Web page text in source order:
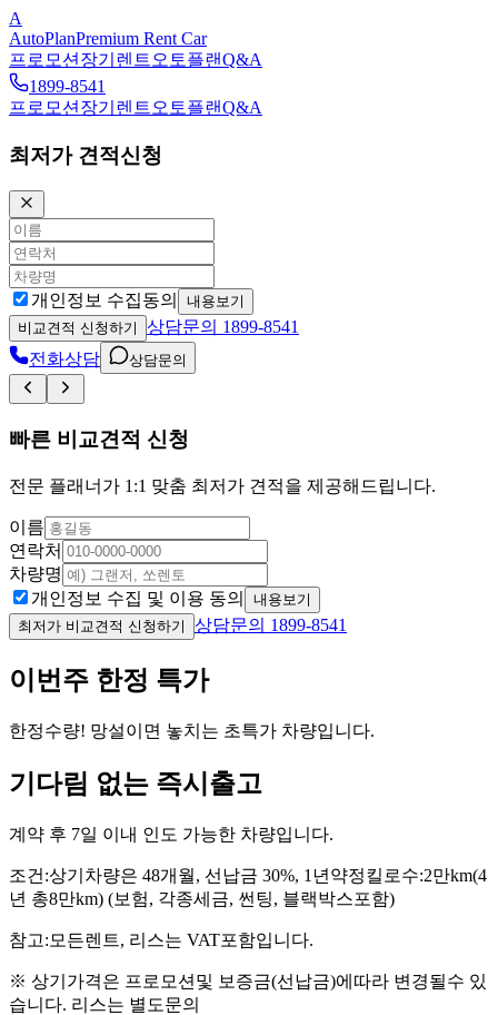
A
AutoPlanPremium Rent Car
프로모션 장기렌트 오토플랜Q&A
1899-8541
프로모션 장기렌트 오토플랜Q&A
최저가 견적신청
개인정보 수집동의
내용보기
비교견적 신청하기
상담문의 1899-8541
전화상담
상담문의
빠른 비교견적 신청
전문 플래너가 1:1 맞춤 최저가 견적을 제공해드립니다.
이름
연락처
차량명
개인정보 수집 및 이용 동의
내용보기
최저가 비교견적 신청하기
상담문의 1899-8541
이번주 한정 특가
한정수량! 망설이면 놓치는 초특가 차량입니다.
기다림 없는 즉시출고
계약 후 7일 이내 인도 가능한 차량입니다.
조건:상기차량은 48개월, 선납금 30%, 1년약정킬로수:2만km(4
년 총8만km) (보험, 각종세금, 썬팅, 블랙박스포함)
참고: 모든렌트, 리스는 VAT포함입니다.
※ 상기가격은 프로모션및 보증금(선납금)에따라 변경될수 있
습니다. 리스는 별도문의